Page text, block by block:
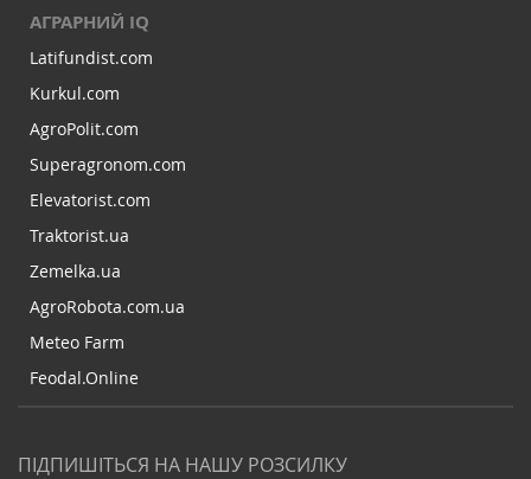
АГРАРНИЙ IQ
Latifundist.com
Kurkul.com
AgroPolit.com
Superagronom.com
Elevatorist.com
Traktorist.ua
Zemelka.ua
AgroRobota.com.ua
Meteo Farm
Feodal.Online
ПІДПИШІТЬСЯ НА НАШУ РОЗСИЛКУ